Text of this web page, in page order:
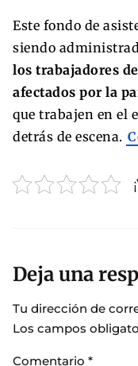
Este fondo de
siendo
los trabajadores
afectados por la
que trabajen en el
detrás de escena.
Deja una
Tu dirección de
Los campos
Comentario *